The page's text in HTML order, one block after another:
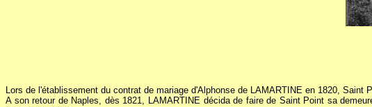
Lors de l'établissement du contrat de mariage d'Alphonse de LAMARTINE en 1820,
A son retour de Naples, dès 1821, LAMARTINE décida de faire de Saint Point sa